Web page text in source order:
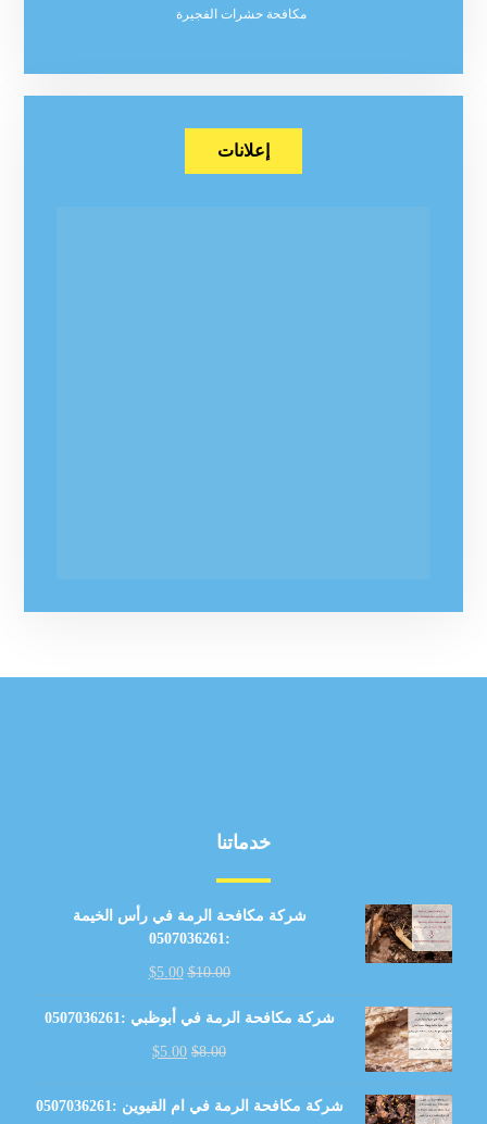
مكافحة حشرات الفجيرة
إعلانات
خدماتنا
شركة مكافحة الرمة في رأس الخيمة
:0507036261
$10.00
$5.00
شركة مكافحة الرمة في أبوظبي :0507036261
$8.00
$5.00
شركة مكافحة الرمة في ام القيوين :0507036261